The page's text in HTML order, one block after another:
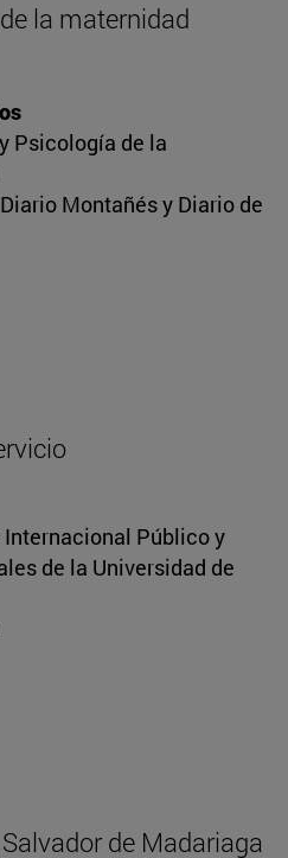
la maternidad
Psicología de la
Montañés y Diario de
Público y
de la Universidad de
de Madariaga